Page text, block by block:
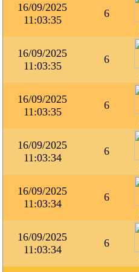
16/09/2025
11:03:35
6
16/09/2025
11:03:35
6
16/09/2025
11:03:35
6
16/09/2025
11:03:34
6
16/09/2025
11:03:34
6
16/09/2025
11:03:34
6